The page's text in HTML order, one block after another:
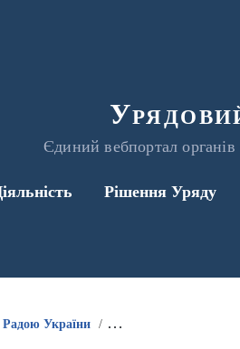
Єдиний вебпортал
Рішення Уряду
Радою України Інформація про